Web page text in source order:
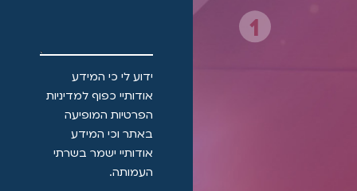
1
ידוע לי כי המידע
אודותיי כפוף למדיניות
הפרטיות המופיעה
באתר וכי המידע
אודותיי ישמר בשרתי
העמותה.